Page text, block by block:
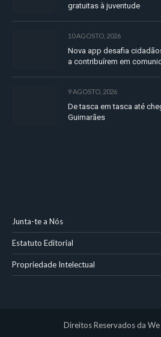
gratuitas à juventude
10 AGOSTO, 2026
Nova app desafia
a contribuírem em
9 AGOSTO, 2026
De tasca em tasca até
Guimarães
Junta-te a Nós
Estatuto Editorial
Propriedade Intelectual
Direitos Reservados da